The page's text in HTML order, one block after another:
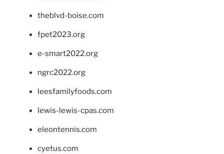
theblvd-boise.com
fpet2023.org
e-smart2022.org
ngrc2022.org
leesfamilyfoods.com
lewis-lewis-cpas.com
eleontennis.com
cyetus.com